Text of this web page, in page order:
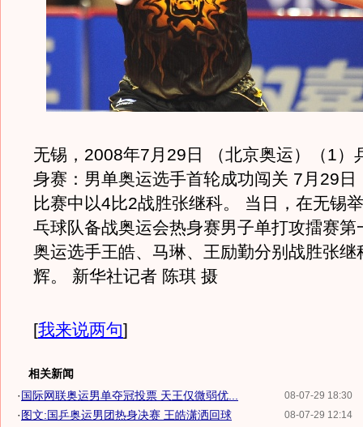
无锡，2008年7月29日 （北京奥运）（1
身赛：男单奥运选手首轮成功闯关 7月29日
比赛中以4比2战胜张继科。 当日，在无锡
乓球队备战奥运会热身赛男子单打攻擂赛第
奥运选手王皓、马琳、王励勤分别战胜张继
辉。 新华社记者 陈琪 摄
[我来说两句]
相关新闻
08-07-29 18:30
·国际网联奥运男单夺冠投票 天王仅微弱优...
08-07-29 12:14
·图文:国乒奥运男团热身决赛 王皓潇洒回球